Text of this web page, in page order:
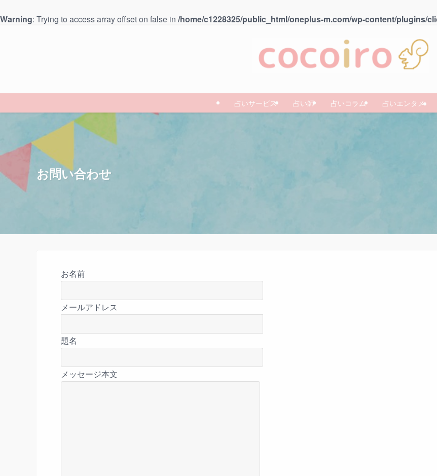
Warning: Trying to access array offset on false in /home/c1228325/public_html/oneplus-m.com/wp-content/plugins/
占いサービス 占い師 占いコラム 占いエンタメ
お問い合わせ
お名前
メールアドレス
題名
メッセージ本文